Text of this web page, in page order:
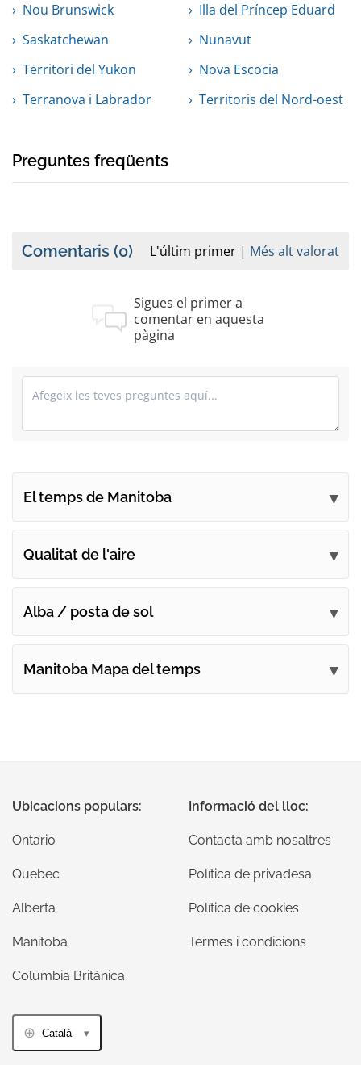
Nou Brunswick
Illa del Príncep Eduard
Saskatchewan
Nunavut
Territori del Yukon
Nova Escocia
Terranova i Labrador
Territoris del Nord-oest
Preguntes freqüents
Comentaris (0) L'últim primer Més alt valorat
Sigues el primer a
comentar en aquesta
pàgina
El temps de Manitoba
Qualitat de l'aire
Alba / posta de sol
Manitoba Mapa del temps
Ubicacions populars:
Ontario
Quebec
Alberta
Manitoba
Columbia Britànica
Informació del lloc:
Contacta amb nosaltres
Política de privadesa
Política de cookies
Termes i condicions
Català